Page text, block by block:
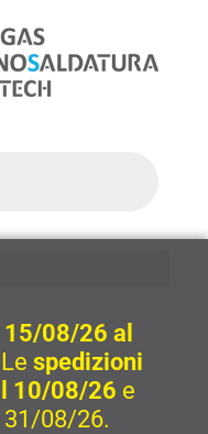
15/08/26 al
spedizioni
10/08/26 e
31/08/26.